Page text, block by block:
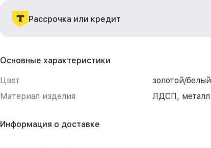
Рассрочка или кредит
Основные характеристики
Цвет
золотой/белый
Материал изделия
ЛДСП, металл
Информация о доставке